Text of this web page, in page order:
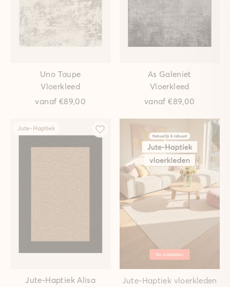
Uno Taupe
Vloerkleed
vanaf €89,00
As Galeniet
Vloerkleed
vanaf€89,00
Jute-Haptiek
Jute-Haptiek Alisa
Jute-Haptiek vloerkleden